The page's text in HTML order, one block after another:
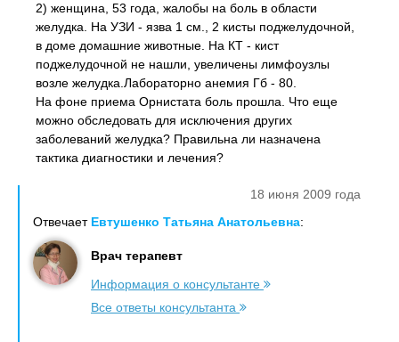
2) женщина, 53 года, жалобы на боль в области
желудка. На УЗИ - язва 1 см., 2 кисты поджелудочной,
в доме домашние животные. На КТ - кист
поджелудочной не нашли, увеличены лимфоузлы
возле желудка.Лабораторно анемия Гб - 80.
На фоне приема Орнистата боль прошла. Что еще
можно обследовать для исключения других
заболеваний желудка? Правильна ли назначена
тактика диагностики и лечения?
18 июня 2009 года
Отвечает Евтушенко Татьяна Анатольевна:
Врач терапевт
Информация о консультанте
Все ответы консультанта